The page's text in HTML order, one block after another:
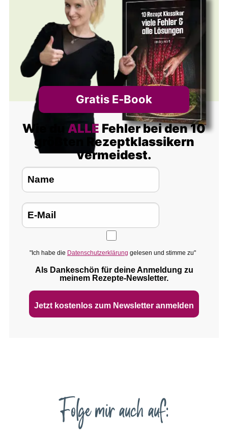
Gratis E‑Book
Wie du ALLE Fehler bei den 10
größten Rezeptklassikern
vermeidest.
"Ich habe die Datenschutzerklärung gelesen und stimme zu"
Als Dankeschön für deine Anmeldung zu
meinem Rezepte‑Newsletter.
Jetzt kostenlos zum Newsletter anmelden
Folge mir auch auf: